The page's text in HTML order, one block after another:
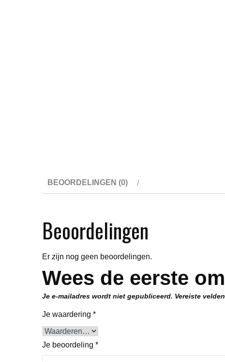
BEOORDELINGEN (0)
Beoordelingen
Er zijn nog geen beoordelingen.
Wees de eerste
Je e-mailadres wordt niet gepubliceerd. Vereiste
Je waardering *
Je beoordeling *